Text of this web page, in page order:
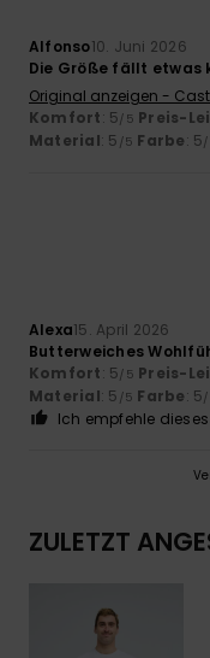
Alfonso10. Juni 2026
Die Größe fällt etwas
Original anzeigen -
Komfort: 5/5 Preis-
Material: 5 /5 Farbe: 5
Alexa15. April 2026
Butterweiches
Komfort: 5/5 Preis-
Material: 5 /5 Farbe: 5
Ich empfehle
ZULETZT